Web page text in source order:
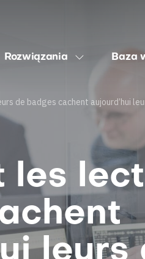
Rozwiązania Baza
de badges cachent aujourd’hui
les
leurs